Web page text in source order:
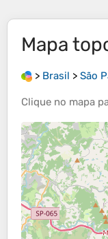
Mapa
> Brasil > São
Clique no mapa